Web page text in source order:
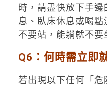
時，請盡快放下手
息、臥床休息或喝
不要站，能躺就不要
Q6：何時需立即
若出現以下任何「